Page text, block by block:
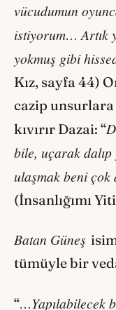
vücudumun
istiyorum… Artık
yokmuş gibi
Kız, sayfa 44)
cazip
kıvırır Dazai: “
bile, uçarak dalıp
ulaşmak beni çok
(İnsanlığımı
Batan Güneş
tümüyle bir
“…Yapılabilecek